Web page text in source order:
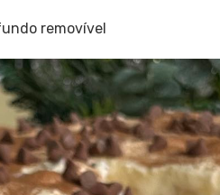
removível